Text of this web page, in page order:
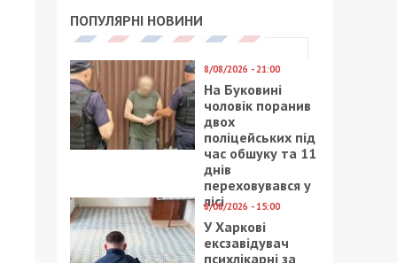
ПОПУЛЯРНІ НОВИНИ
8/08/2026 - 21:00
На Буковині
чоловік поранив
двох
поліцейських під
час обшуку та 11
днів
переховувався у
лісі
8/08/2026 - 15:00
У Харкові
ексзавідувач
психлікарні за